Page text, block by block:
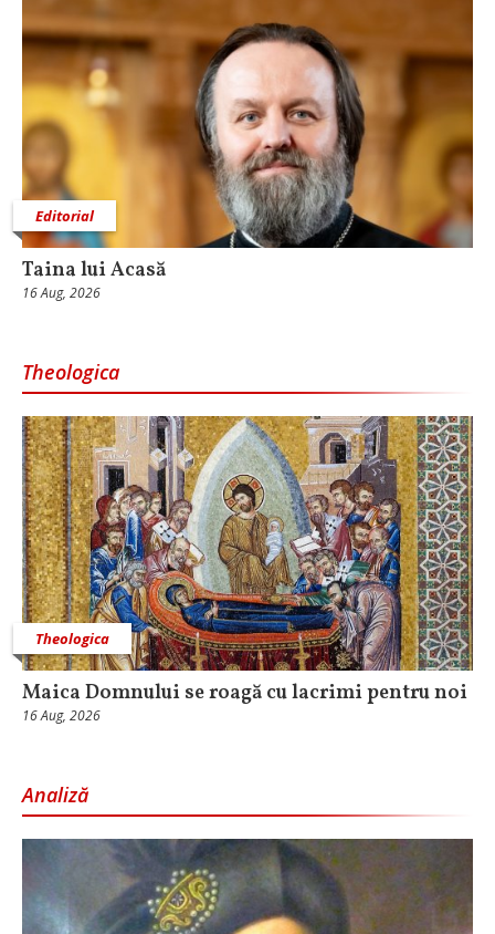
Editorial
Taina lui Acasă
16 Aug, 2026
Theologica
Theologica
Maica Domnului se roagă cu lacrimi pentru noi
16 Aug, 2026
Analiză